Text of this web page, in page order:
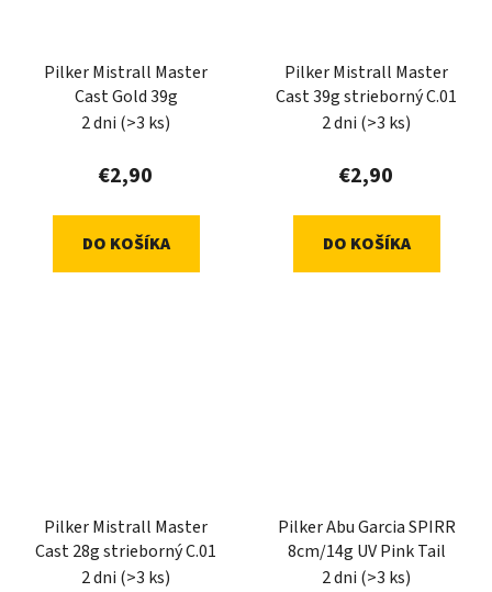
Pilker Mistrall Master
Cast Gold 39g
2 dni (>3 ks)
€2,90
DO KOŠÍKA
Pilker Mistrall Master
Cast 39g strieborný C.01
2 dni (>3 ks)
€2,90
DO KOŠÍKA
Pilker Mistrall Master
Cast 28g strieborný C.01
2 dni (>3 ks)
Pilker Abu Garcia SPIRR
8cm/14g UV Pink Tail
2 dni (>3 ks)